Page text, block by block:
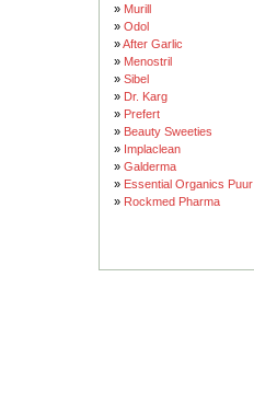
» Murill
» Odol
»After Garlic
» Menostril
» Sibel
» Dr. Karg
» Prefert
» Beauty Sweeties
» Implaclean
» Galderma
» Essential Organics Puur
» Rockmed Pharma